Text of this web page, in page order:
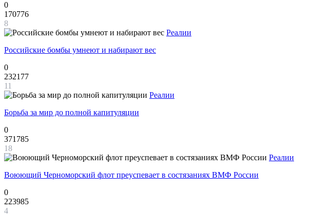
0
170776
8
Реалии
Российские бомбы умнеют и набирают вес
0
232177
11
Реалии
Борьба за мир до полной капитуляции
0
371785
18
Реалии
Воюющий Черноморский флот преуспевает в состязаниях ВМФ России
0
223985
4